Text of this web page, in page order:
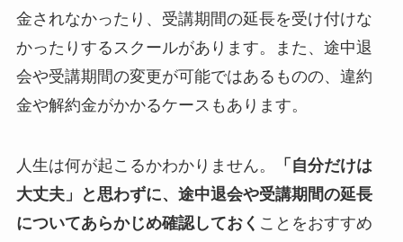
金されなかったり、受講期間の延長を受け付けな
かったりするスクールがあります。また、途中退
会や受講期間の変更が可能ではあるものの、違約
金や解約金がかかるケースもあります。
人生は何が起こるかわかりません。
「自分だけは
大丈夫」と思わずに、途中退会や受講期間の延長
についてあらかじめ確認しておく ことをおすすめ